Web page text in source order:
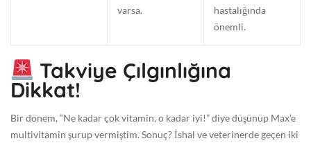
varsa.
hastalığında
önemli.
Takviye Çılgınlığına
Dikkat!
Bir dönem, “Ne kadar çok vitamin, o kadar iyi!” diye düşünüp Max’e
multivitamin şurup vermiştim. Sonuç? İshal ve veterinerde geçen iki